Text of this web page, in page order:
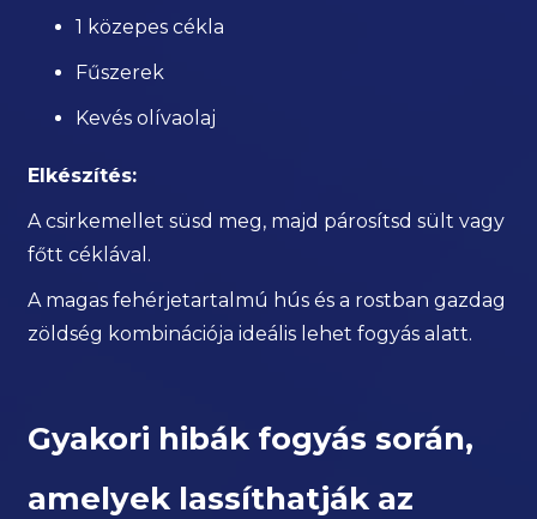
1 közepes cékla
Fűszerek
Kevés olívaolaj
Elkészítés:
A csirkemellet süsd meg, majd párosítsd sült vagy
főtt céklával.
A magas fehérjetartalmú hús és a rostban gazdag
zöldség kombinációja ideális lehet fogyás alatt.
Gyakori hibák fogyás során,
amelyek lassíthatják az